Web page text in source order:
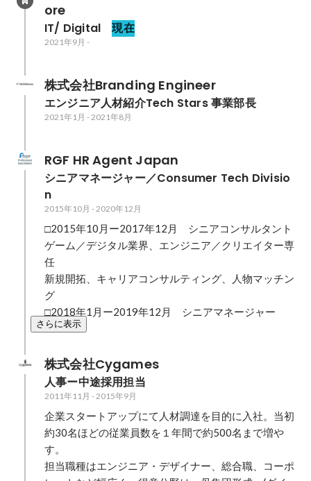
ore
IT/ Digital 現在
2021年9月 -
株式会社Branding Engineer
エンジニア人材紹介Tech Stars 事業部長
2021年1月 - 2021年8月
RGF HR Agent Japan
シニアマネージャー／Consumer Tech Divisio
n
2015年10月 - 2020年12月
□2015年10月ー2017年12月　シニアコンサルタント
ゲーム／デジタル業界、エンジニア／クリエイター専
任
新規開拓、キャリアコンサルティング、人物マッチン
グ
□2018年1月ー2019年12月　シニアマネージャー
さらに表示
株式会社Cygames
人事ー中途採用担当
2011年11月 - 2015年9月
企業スタートアップにて人材調達を目的に入社。当初
約30名ほどの従業員数を１年間で約500名まで増や
す。
担当職種はエンジニア・デザイナー、総合職、コーポ